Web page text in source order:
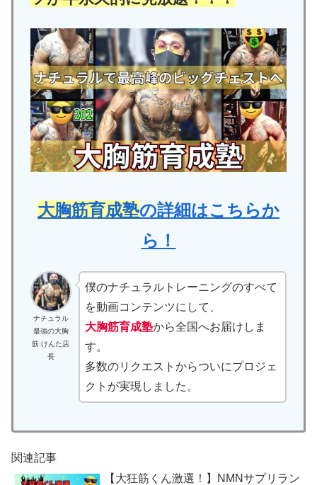
大胸筋育成塾の詳細はこちらか
ら！
ナチュラル
最強の大胸
筋:けんた店
長
僕のナチュラルトレーニングのすべて
を動画コンテンツにして、
大胸筋育成塾から全国へお届けしま
す。
多数のリクエストからついにプロジェ
クトが実現しました。
関連記事
【大狂筋くん激選！】NMNサプリラン